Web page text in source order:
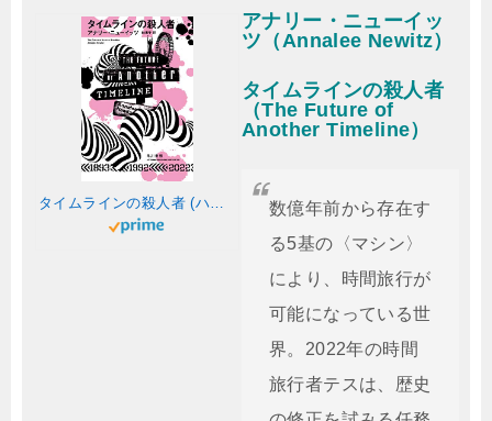
タイムラインの殺人者 (ハヤカワ文庫SF)
アナリー・ニューイッ
ツ（Annalee Newitz）
タイムラインの殺人者
（The Future of
Another Timeline）
数億年前から存在す
る5基の〈マシン〉
により、時間旅行が
可能になっている世
界。2022年の時間
旅行者テスは、歴史